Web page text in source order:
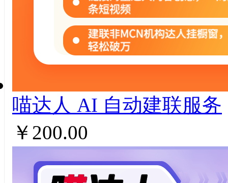
喵达人 AI ⾃动建联服务
￥200.00